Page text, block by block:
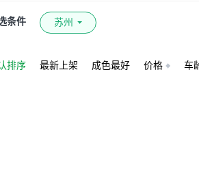
条件 苏州
排序 最新上架 成色最好 价格 车